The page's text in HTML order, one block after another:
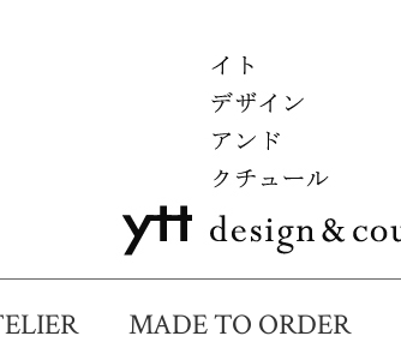
MADE TO ORDER